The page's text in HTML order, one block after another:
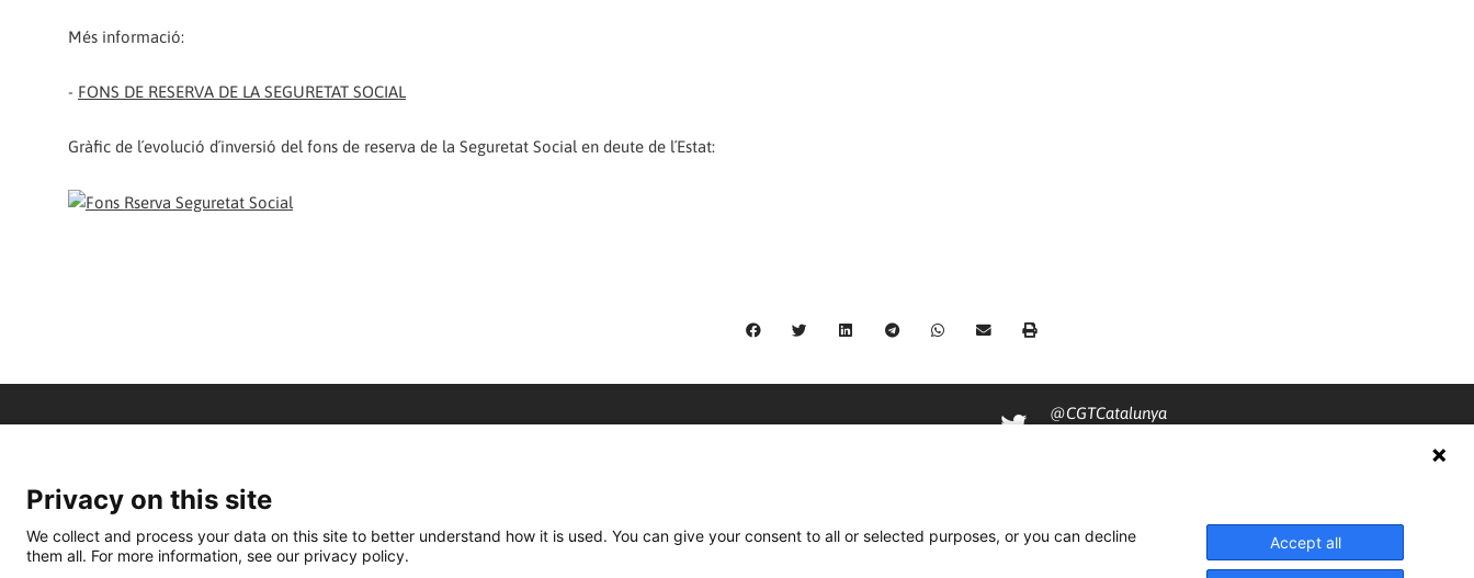
Més informació:
- FONS DE RESERVA DE LA SEGURETAT SOCIAL
Gràfic de l´evolució d´inversió del fons de reserva de la Seguretat Social en deute de l´Estat:
@CGTCatalunya
cgtcatalunya
Privacy on this site
We collect and process your data on this site to better understand how it is used. You can give your consent to all or selected purposes, or you can decline
them all. For more information, see our privacy policy.
Accept all